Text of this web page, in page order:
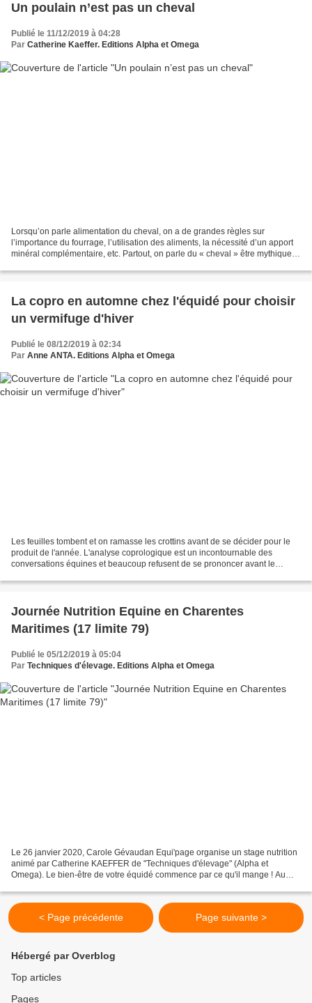
Un poulain n’est pas un cheval
Publié le 11/12/2019 à 04:28
Par Catherine Kaeffer. Editions Alpha et Omega
Lorsqu’on parle alimentation du cheval, on a de grandes règles sur
l’importance du fourrage, l’utilisation des aliments, la nécessité d’un apport
minéral complémentaire, etc. Partout, on parle du « cheval » être mythique,
La copro en automne chez l'équidé pour choisir
un vermifuge d'hiver
Publié le 08/12/2019 à 02:34
Par Anne ANTA. Editions Alpha et Omega
Les feuilles tombent et on ramasse les crottins avant de se décider pour le
produit de l'année. L'analyse coprologique est un incontournable des
conversations équines et beaucoup refusent de se prononcer avant le
Journée Nutrition Equine en Charentes
Maritimes (17 limite 79)
Publié le 05/12/2019 à 05:04
Par Techniques d'élevage. Editions Alpha et Omega
Le 26 janvier 2020, Carole Gévaudan Equi'page organise un stage nutrition
animé par Catherine KAEFFER de "Techniques d'élevage" (Alpha et
Omega). Le bien-être de votre équidé commence par ce qu'il mange ! Au
< Page précédente Page suivante >
Hébergé par Overblog
Top articles
Pages